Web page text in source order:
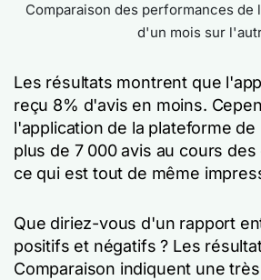
Comparaison des performances
d'un mois sur
Les résultats montrent que
reçu 8% d'avis en moins.
l'application de la plateforme
plus de 7 000 avis au cours
ce qui est tout de même
Que diriez-vous d'un rapport
positifs et négatifs ? Les
Comparaison indiquent une